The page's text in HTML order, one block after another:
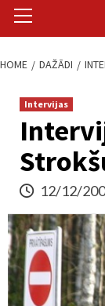
Menu
HOME DAŽĀDI
Intervijas
12/12/